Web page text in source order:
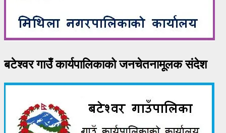
बटेश्वर गाउँ कार्यपालिकाको जनचेतनामूलक संदेश